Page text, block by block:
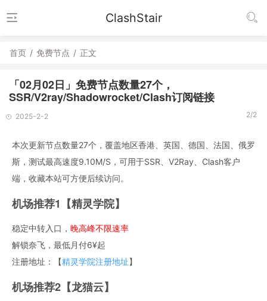
ClashStair
首页 / 免费节点 / 正文
「02月02日」免费节点数量27个，
SSR/V2ray/Shadowrocket/Clash订阅链接
2025-2-2 2/2
本次更新节点数量27个，覆盖地区香港、英国、德国、法国、俄罗
斯，测试最高速度9.10M/S，可用于SSR、V2Ray、Clash客户
端，收藏本站可方便后续访问。
机场推荐1【精灵学院】
稳定中转入口， 晚高峰不限速率
解锁奈飞，最低月付6¥起
注册地址：【精灵学院注册地址】
机场推荐2【龙猫云】